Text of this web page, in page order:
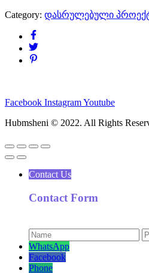
Category: დასრულებული
Facebook InstagramYoutube
Hubmsheni © 2022. All Rights
Contact Us
Contact Form
WhatsApp
Facebook
Phone